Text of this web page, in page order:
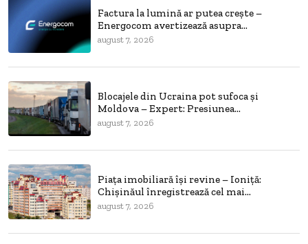
Factura la lumină ar putea crește –
Energocom avertizează asupra...
august 7, 2026
Blocajele din Ucraina pot sufoca și
Moldova – Expert: Presiunea...
august 7, 2026
Piața imobiliară își revine – Ioniță:
Chișinăul înregistrează cel mai...
august 7, 2026